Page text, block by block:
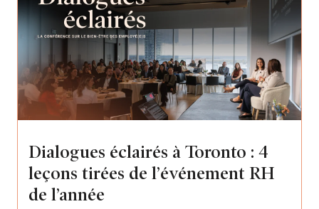
Dialogues éclairés à Toronto : 4
leçons tirées de l’événement RH
de l’année